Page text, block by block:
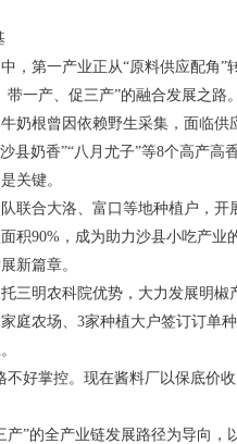
，第一产业正从“原料供应配角
一产、促三产”的融合发展之路。
奶根曾因依赖野生采集，面临
县奶香”“八月尤子”等8个高产高
关键。
联合大洛、富口等地种植户，
积90%，成为助力沙县小吃产业
新篇章。
三明农科院优势，大力发展明
庭农场、3家种植大户签订订单
不好掌控。现在酱料厂以保底价
产”的全产业链发展路径为导向